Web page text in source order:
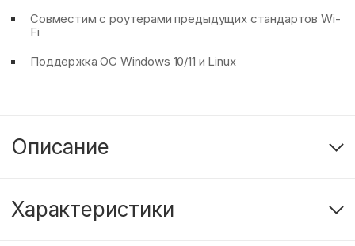
Совместим с роутерами предыдущих стандартов Wi-
Fi
Поддержка ОС Windows 10/11 и Linux
Описание
Характеристики